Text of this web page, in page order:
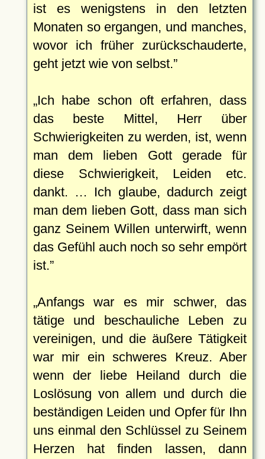
ist es wenigstens in den letzten
Monaten so ergangen, und manches,
wovor ich früher zurückschauderte,
geht jetzt wie von selbst.
Ich habe schon oft erfahren, dass
das beste Mittel, Herr über
Schwierigkeiten zu werden, ist, wenn
man dem lieben Gott gerade für
diese Schwierigkeit, Leiden etc.
dankt. … Ich glaube, dadurch zeigt
man dem lieben Gott, dass man sich
ganz Seinem Willen unterwirft, wenn
das Gefühl auch noch so sehr empört
ist.
Anfangs war es mir schwer, das
tätige und beschauliche Leben zu
vereinigen, und die äußere Tätigkeit
war mir ein schweres Kreuz. Aber
wenn der liebe Heiland durch die
Loslösung von allem und durch die
beständigen Leiden und Opfer für Ihn
uns einmal den Schlüssel zu Seinem
Herzen hat finden lassen, dann